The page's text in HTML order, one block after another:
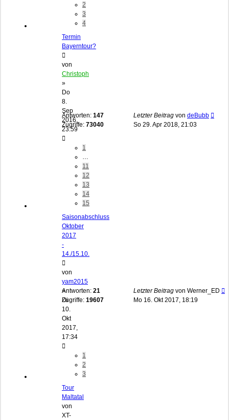
2
3
4
Termin
Bayerntour?
von
Christoph
»
Do
8.
Sep
2016,
23:59
1
…
11
12
13
14
15
Antworten: 147
Zugriffe: 73040
Letzter Beitrag von deBubb
So 29. Apr 2018, 21:03
Saisonabschluss
Oktober
2017
-
14./15.10.
von
yam2015
»
Di
10.
Okt
2017,
17:34
1
2
3
Antworten: 21
Zugriffe: 19607
Letzter Beitrag von Werner_ED
Mo 16. Okt 2017, 18:19
Tour
Maltatal
von
XT-